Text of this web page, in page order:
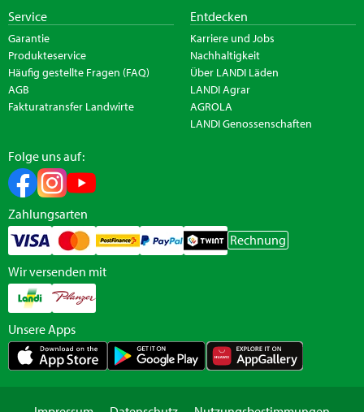
Service
Garantie
Produkteservice
Häufig gestellte Fragen (FAQ)
AGB
Fakturatransfer Landwirte
Entdecken
Karriere und Jobs
Nachhaltigkeit
Über LANDI Läden
LANDI Agrar
AGROLA
LANDI Genossenschaften
Folge uns auf:
Zahlungsarten
Rechnung
Wir versenden mit
Unsere Apps